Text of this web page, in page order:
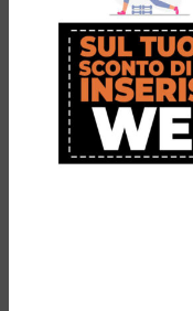
leggera, isolante e
poliammide
e resistenza allo
CREORA®la mantiene
SoxPro Sprint,
calze sportive con